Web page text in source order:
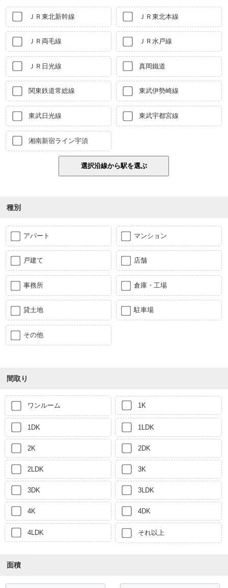
ＪＲ東北新幹線 ＪＲ東北本線
ＪＲ両毛線 ＪＲ水戸線
ＪＲ日光線 真岡鐵道
関東鉄道常総線 東武伊勢崎線
東武日光線 東武宇都宮線
湘南新宿ライン宇須
種別
アパート マンション
戸建て 店舗
事務所 倉庫・工場
貸土地 駐車場
その他
間取り
ワンルーム 1K
1DK 1LDK
2K 2DK
2LDK 3K
3DK 3LDK
4K 4DK
4LDK それ以上
面積